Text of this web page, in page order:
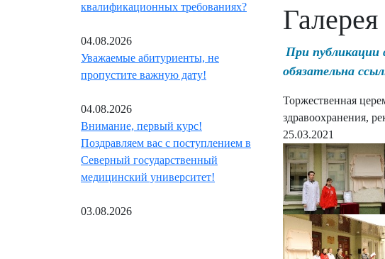
квалификационных требованиях?
04.08.2026
Уважаемые абитуриенты, не
пропустите важную дату!
04.08.2026
Внимание, первый курс!
Поздравляем вас с поступлением в
Северный государственный
медицинский университет!
03.08.2026
Галерея
При публикации
обязательна
Торжественная
здравоохранения,
25.03.2021